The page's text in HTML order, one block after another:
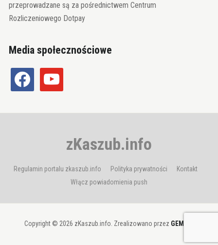
przeprowadzane są za pośrednictwem Centrum
Rozliczeniowego Dotpay
Media społecznościowe
facebook youtube
zKaszub.info
Regulamin portalu zkaszub.info Polityka prywatności
Kontakt
Włącz powiadomienia push
Copyright © 2026 zKaszub.info. Zrealizowano przez GEMBIT